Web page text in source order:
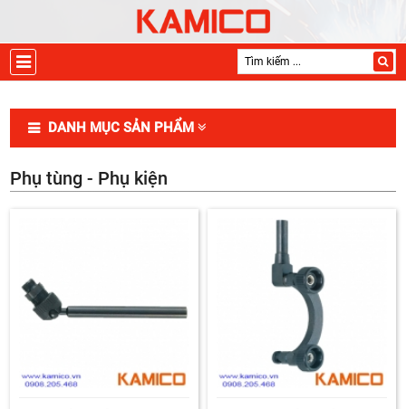
DANH MỤC SẢN PHẨM
Phụ tùng - Phụ kiện